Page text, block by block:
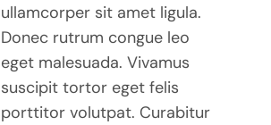
ullamcorper sit amet ligula.
Donec rutrum congue leo
eget malesuada. Vivamus
suscipit tortor eget felis
porttitor volutpat. Curabitur